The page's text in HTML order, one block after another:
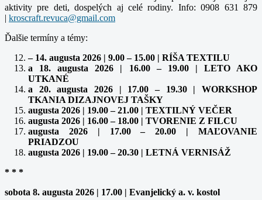
aktivity pre deti, dospelých aj celé rodiny. Info: 0908 631 879
|
Ďalšie termíny a témy:
– 14. augusta 2026 | 9.00 – 15.00 | RÍŠA TEXTILU
a 18. augusta 2026 | 16.00 – 19.00 | LETO AKO
UTKANÉ
a 20. augusta 2026 | 17.00 – 19.30 | WORKSHOP
TKANIA DIZAJNOVEJ TAŠKY
augusta 2026 | 19.00 – 21.00 | TEXTILNÝ VEČER
augusta 2026 | 16.00 – 18.00 | TVORENIE Z FILCU
augusta 2026 | 17.00 – 20.00 | MAĽOVANIE
PRIADZOU
augusta 2026 | 19.00 – 20.30 | LETNÁ VERNISÁŽ
* * *
sobota 8. augusta 2026 | 17.00 | Evanjelický a. v. kostol